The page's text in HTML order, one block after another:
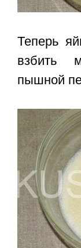
Теперь
взбить
пышной